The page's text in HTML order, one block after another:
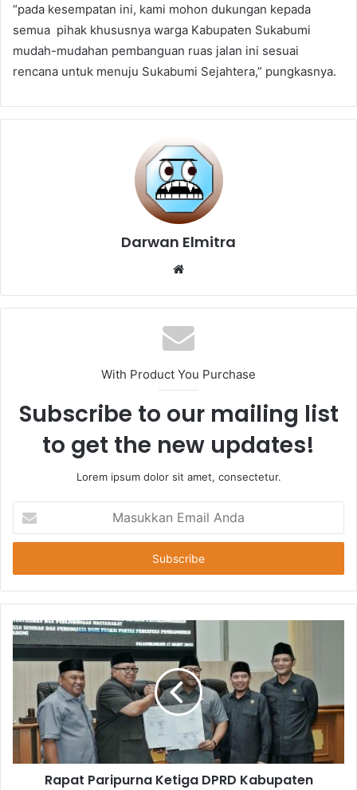
“pada kesempatan ini, kami mohon dukungan kepada
semua pihak khususnya warga Kabupaten Sukabumi
mudah-mudahan pembanguan ruas jalan ini sesuai
rencana untuk menuju Sukabumi Sejahtera,” pungkasnya.
Darwan Elmitra
Website
With Product You Purchase
Subscribe to our mailing list
to get the new updates!
Lorem ipsum dolor sit amet, consectetur.
Email
Anda
Rapat Paripurna Ketiga DPRD Kabupaten